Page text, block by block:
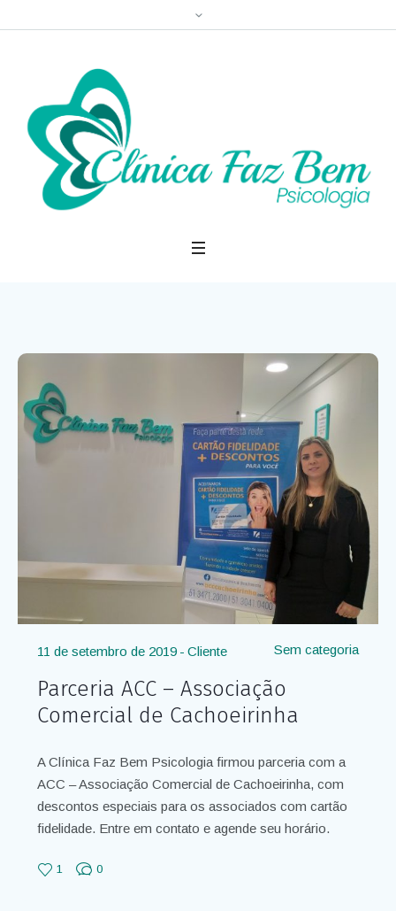
Sem categoria
11 de setembro de 2019 Cliente
Parceria ACC – Associação
Comercial de Cachoeirinha
A Clínica Faz Bem Psicologia firmou parceria com a
ACC – Associação Comercial de Cachoeirinha, com
descontos especiais para os associados com cartão
fidelidade. Entre em contato e agende seu horário.
1 0